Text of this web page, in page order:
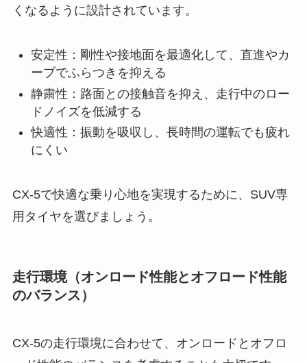
くなるように設計されています。
安定性：剛性や接地面を最適化して、直進やカ
ーブでふらつきを抑える
静粛性：路面との接触音を抑え、走行中のロー
ドノイズを低減する
快適性：振動を吸収し、長時間の運転でも疲れ
にくい
CX-5で快適な乗り心地を実現するために、SUV専
用タイヤを選びましょう。
走行環境（オンロード性能とオフロード性能
のバランス）
CX-5の走行環境に合わせて、オンロードとオフロ